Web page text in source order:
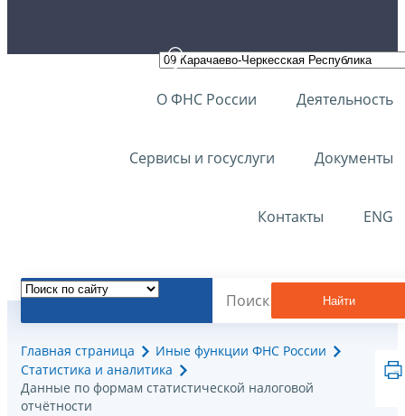
О ФНС России Деятельность
Сервисы и госуслуги Документы
Контакты ENG
Найти
Главная страница
Иные функции ФНС России
Статистика и аналитика
Данные по формам статистической налоговой
отчётности